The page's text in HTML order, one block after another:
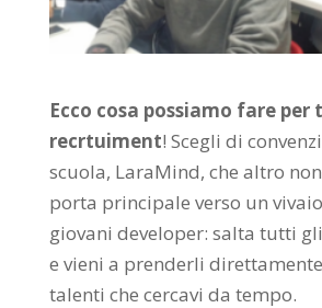
Ecco cosa possiamo fare
recrtuiment! Scegli di
scuola, LaraMind, che altro
porta principale verso un
giovani developer: salta tutti
e vieni a prenderli
talenti che cercavi da tempo.